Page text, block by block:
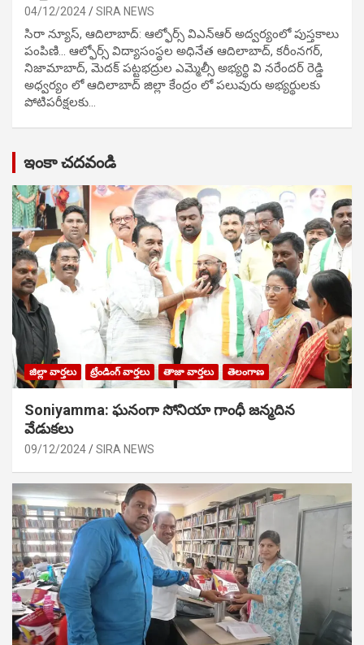
04/12/2024 SIRA NEWS
సిరా న్యూస్, ఆదిలాబాద్: ఆల్ఫోర్స్ విఎన్ఆర్ అద్వర్యంలో పుస్తకాలు
పంపిణి… ఆల్ఫోర్స్ విద్యాసంస్థల అధినేత ఆదిలాబాద్, కరీంనగర్,
నిజామాబాద్, మెదక్ పట్టభద్రుల ఎమ్మెల్సీ అభ్యర్థి వి నరేందర్ రెడ్డి
అధ్వర్యం లో ఆదిలాబాద్ జిల్లా కేంద్రం లో పలువురు అభ్యర్థులకు
పోటిప‌రీక్ష‌ల‌కు…
ఇంకా చదవండి
జిల్లా వార్తలు ట్రేండింగ్ వార్తలు తాజా వార్తలు తెలంగాణ
Soniyamma: ఘ‌నంగా సోనియా గాంధీ జ‌న్మ‌దిన
వేడుక‌లు
09/12/2024 SIRA NEWS